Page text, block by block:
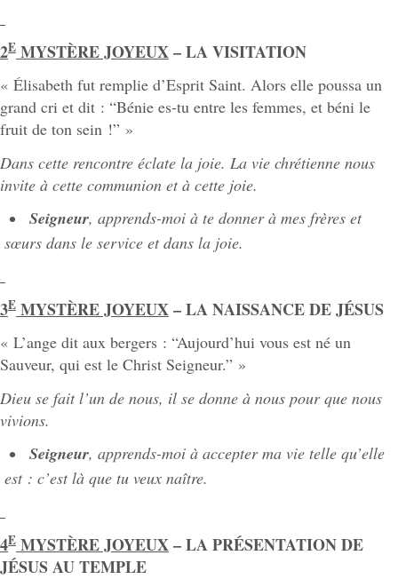
2E MYSTÈRE JOYEUX– LA VISITATION
« Élisabeth fut remplie d’Esprit Saint. Alors elle poussa un
grand cri et dit : “Bénie es-tu entre les femmes, et béni le
fruit de ton sein !” »
Dans cette rencontre éclate la joie. La vie chrétienne nous
invite à cette communion et à cette joie.
Seigneur, apprends-moi à te donner à mes frères et
sœurs dans le service et dans la joie.
3E MYSTÈRE JOYEUX– LA NAISSANCE DE JÉSUS
« L’ange dit aux bergers : “Aujourd’hui vous est né un
Sauveur, qui est le Christ Seigneur.” »
Dieu se fait l’un de nous, il se donne à nous pour que nous
vivions.
Seigneur, apprends-moi à accepter ma vie telle qu’elle
est : c’est là que tu veux naître.
4E MYSTÈRE JOYEUX– LA PRÉSENTATION DE
JÉSUS AU TEMPLE